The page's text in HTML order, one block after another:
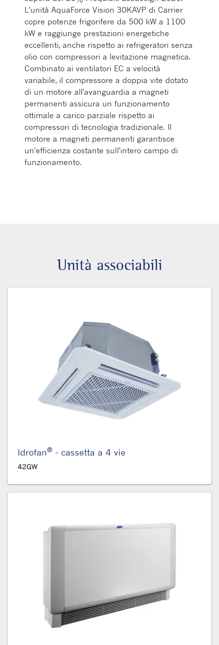
L'unità AquaForce Vision 30KAVP di Carrier
copre potenze frigorifere da 500 kW a 1100
kW e raggiunge prestazioni energetiche
eccellenti, anche rispetto ai refrigeratori senza
olio con compressori a levitazione magnetica.
Combinato ai ventilatori EC a velocità
variabile, il compressore a doppia vite dotato
di un motore all'avanguardia a magneti
permanenti assicura un funzionamento
ottimale a carico parziale rispetto ai
compressori di tecnologia tradizionale. Il
motore a magneti permanenti garantisce
un'efficienza costante sull'intero campo di
funzionamento.
Unità associabili
Idrofan® - cassetta a 4 vie
42GW